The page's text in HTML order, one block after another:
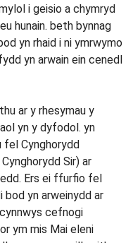
i geisio a chymryd
hunain. beth bynnag
yn rhaid i ni ymrwymo
yn arwain ein cenedl
ar y rhesymau y
yn y dyfodol. yn
Cynghorydd
Sir) ar
Ers ei ffurfio fel
yn arweinydd ar
cynnwys cefnogi
ym mis Mai eleni